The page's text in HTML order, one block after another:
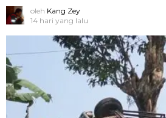
oleh Kang Zey
14 hari yang lalu